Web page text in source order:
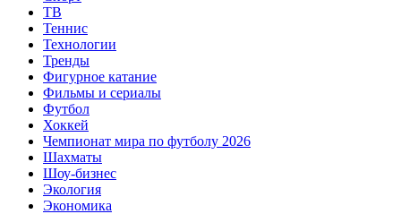
ТВ
Теннис
Технологии
Тренды
Фигурное катание
Фильмы и сериалы
Футбол
Хоккей
Чемпионат мира по футболу 2026
Шахматы
Шоу-бизнес
Экология
Экономика